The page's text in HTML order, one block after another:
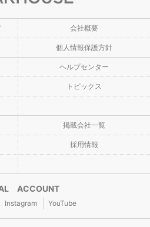
会社概要
個人情報保護方針
ヘルプセンター
トピックス
掲載会社一覧
採用情報
ACCOUNT
Instagram YouTube